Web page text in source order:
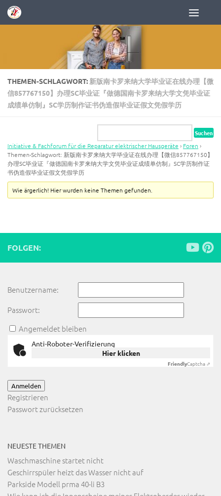
Zum Inhalt springen
THEMEN-SCHLAGWORT: 新版南卡罗来纳大学毕业证在线办理【微
信857767150】办理SC毕业证『做德国南卡罗来纳大学文凭毕业证
成绩单仿制』SC学历制作证书伪造假毕业证假文凭假学历
Initiative & Fachforum für die Reparatur elektrischer Hausgeräte › Foren ›
Themen-Schlagwort: 新版南卡罗来纳大学毕业证在线办理【微信857767150】
办理SC毕业证『做德国南卡罗来纳大学文凭毕业证成绩单仿制』SC学历制作证
书伪造假毕业证假文凭假学历
Wie ärgerlich! Hier wurden keine Themen gefunden.
FOLGEN:
Benutzername:
Passwort:
Angemeldet bleiben
Anti-Roboter-Verifizierung
Hier klicken
FriendlyCaptcha ⇗
Anmelden
Registrieren
Passwort zurücksetzen
NEUESTE THEMEN
Waschmaschine startet nicht
Geschirrspüler heizt das Wasser nicht auf
Parkside Modell prma 40-li B3